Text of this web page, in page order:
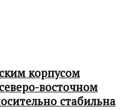
корпусом
восточном
стабильна